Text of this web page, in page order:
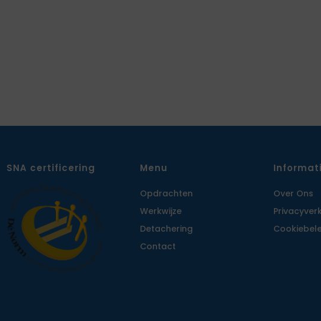
SNA certificering Menu
Opdrachten
Werkwijze
Detachering
Contact
Over Ons